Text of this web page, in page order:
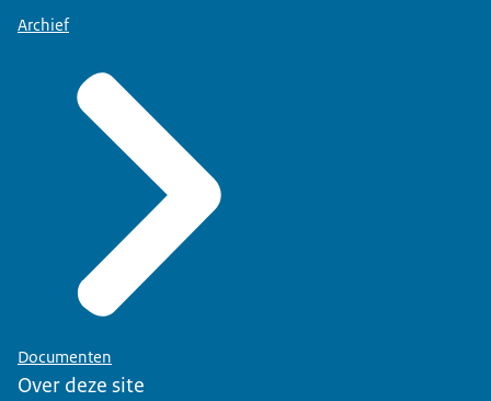
Archief
Documenten
Over deze site